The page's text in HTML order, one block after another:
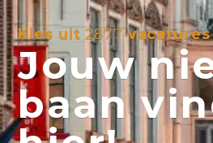
Kies uit2877vacatures
Jouw
baan